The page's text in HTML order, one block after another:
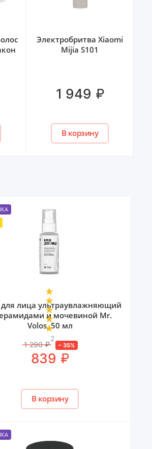
Электробритва Xiaomi
Mijia S101
1 949 ₽
В корзину
2
лица ультраувлажняющий
и мочевиной Mr.
Volos, 50 мл
1 290 ₽ – 35%
839 ₽
В корзину